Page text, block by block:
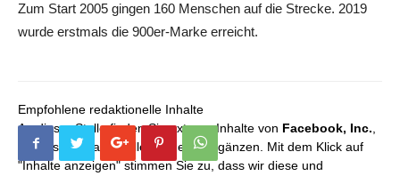
Zum Start 2005 gingen 160 Menschen auf die Strecke. 2019
wurde erstmals die 900er-Marke erreicht.
Empfohlene redaktionelle Inhalte
An dieser Stelle finden Sie externe Inhalte von Facebook, Inc.
die unser redaktionelles Angebot ergänzen. Mit dem Klick auf
"Inhalte anzeigen" stimmen Sie zu, dass wir diese und